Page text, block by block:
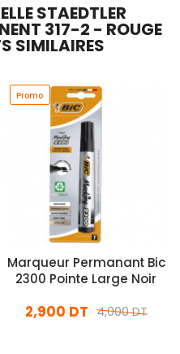
STAEDTLER
317-2 - ROUGE
SIMILAIRES
Promo
Marqueur Permanant Bic
2300 Pointe Large Noir
4,000 DT
2,900 DT